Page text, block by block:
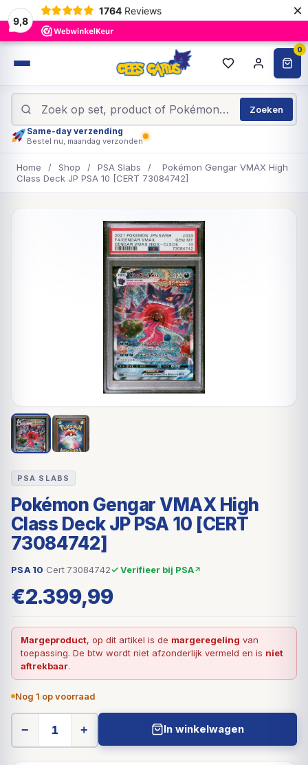
9,8
1764 Reviews ×
0
Zoeken
Same-day verzending
Bestel nu, maandag verzonden
Home / Shop / PSA Slabs /
Pokémon Gengar VMAX High
Class Deck JP PSA 10 [CERT 73084742]
PSA SLABS
Pokémon Gengar VMAX High
Class Deck JP PSA 10 [CERT
73084742]
PSA 10·Cert 73084742✓ Verifieer bij PSA
€2.399,99
Margeproduct, op dit artikel is de margeregeling van
toepassing. De btw wordt niet afzonderlijk vermeld en is niet
aftrekbaar.
Nog 1 op voorraad
− + In winkelwagen